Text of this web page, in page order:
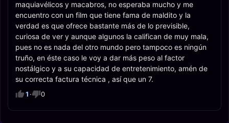
maquiavélicos y macabros, no esperaba mucho y me
encuentro con un film que tiene fama de maldito y la
verdad es que ofrece bastante más de lo previsible,
curiosa de ver y aunque algunos la califican de muy mala,
pues no es nada del otro mundo pero tampoco es ningún
truño, en éste caso le voy a dar más peso al factor
nostálgico y a su capacidad de entretenimiento, amén de
su correcta factura técnica , así que un 7.
1 · 0